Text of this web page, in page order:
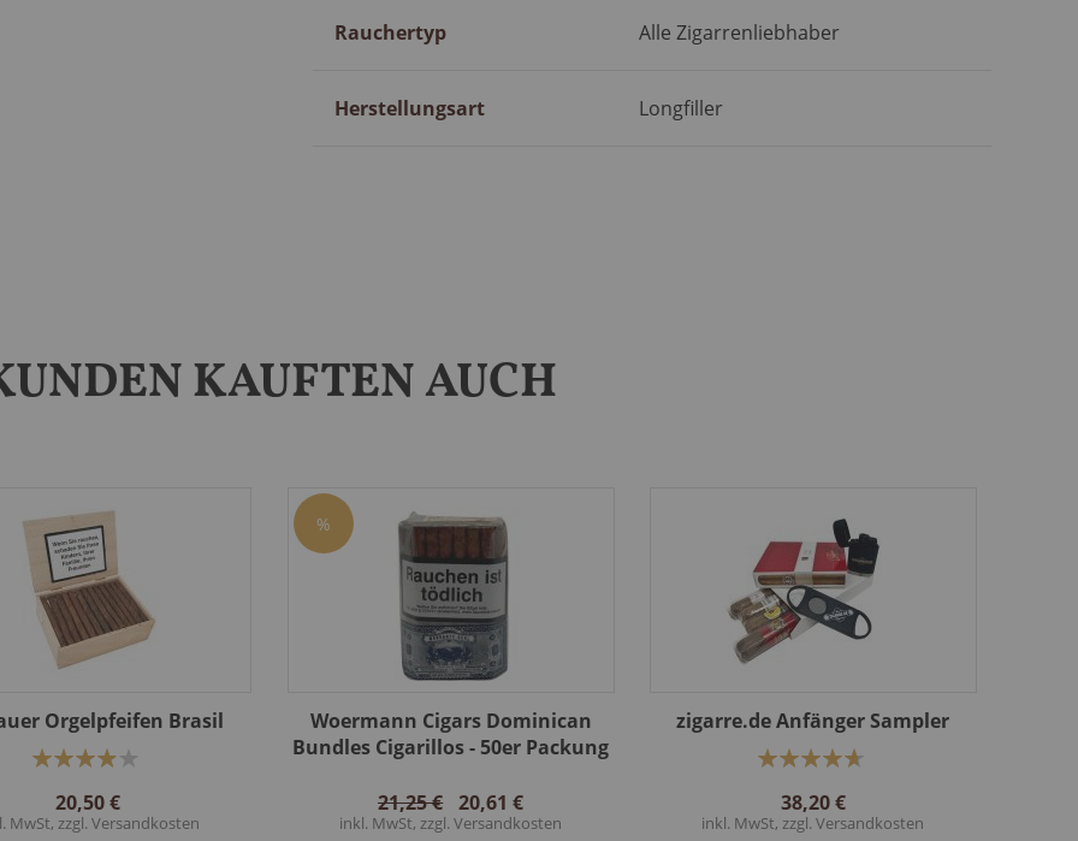
Rauchertyp Alle Zigarrenliebhaber
Herstellungsart Longfiller
KAUFTEN AUCH
Orgelpfeifen Brasil
20,50 €
MwSt, zzgl. Versandkosten
Bewertung:
%
Woermann Cigars Dominican
Bundles Cigarillos - 50er Packung
20,61 €
inkl. MwSt, zzgl.Versandkosten
21,25 €
zigarre.de Anfänger Sampler
38,20 €
inkl. MwSt, zzgl.Versandkosten
Bewertung: